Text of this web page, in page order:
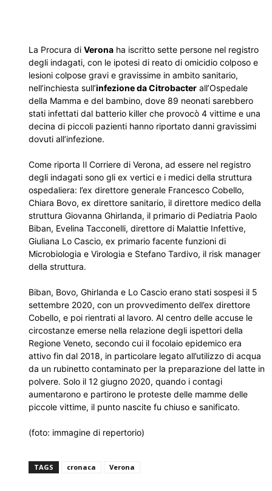
La Procura di Verona ha iscritto sette persone nel registro
degli indagati, con le ipotesi di reato di omicidio colposo e
lesioni colpose gravi e gravissime in ambito sanitario,
nell’inchiesta sull’infezione da Citrobacter all’Ospedale
della Mamma e del bambino, dove 89 neonati sarebbero
stati infettati dal batterio killer che provocò 4 vittime e una
decina di piccoli pazienti hanno riportato danni gravissimi
dovuti all’infezione.
Come riporta Il Corriere di Verona, ad essere nel registro
degli indagati sono gli ex vertici e i medici della struttura
ospedaliera: l’ex direttore generale Francesco Cobello,
Chiara Bovo, ex direttore sanitario, il direttore medico della
struttura Giovanna Ghirlanda, il primario di Pediatria Paolo
Biban, Evelina Tacconelli, direttore di Malattie Infettive,
Giuliana Lo Cascio, ex primario facente funzioni di
Microbiologia e Virologia e Stefano Tardivo, il risk manager
della struttura.
Biban, Bovo, Ghirlanda e Lo Cascio erano stati sospesi il 5
settembre 2020, con un provvedimento dell’ex direttore
Cobello, e poi rientrati al lavoro. Al centro delle accuse le
circostanze emerse nella relazione degli ispettori della
Regione Veneto, secondo cui il focolaio epidemico era
attivo fin dal 2018, in particolare legato all’utilizzo di acqua
da un rubinetto contaminato per la preparazione del latte in
polvere. Solo il 12 giugno 2020, quando i contagi
aumentarono e partirono le proteste delle mamme delle
piccole vittime, il punto nascite fu chiuso e sanificato.
(foto: immagine di repertorio)
TAGS cronaca Verona